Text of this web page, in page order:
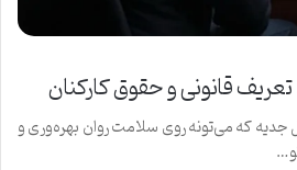
قانونی و حقوق کارکنان
که می‌تونه روی سلامت روان بهره‌وری و